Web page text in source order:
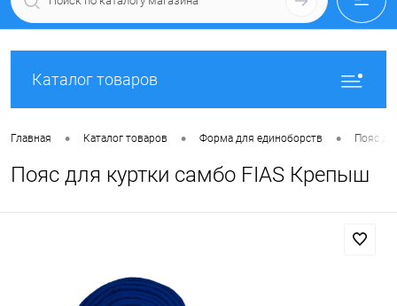
Каталог товаров
Главная • Каталог товаров • Форма для единоборств • Пояс
Пояс для куртки самбо FIAS Крепыш